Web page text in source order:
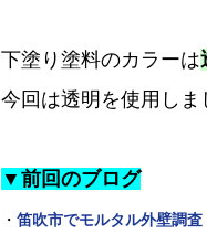
下塗り塗料のカラーは
今回は透明を使用しま
▼前回のブログ
・ 笛吹市でモルタル外壁調